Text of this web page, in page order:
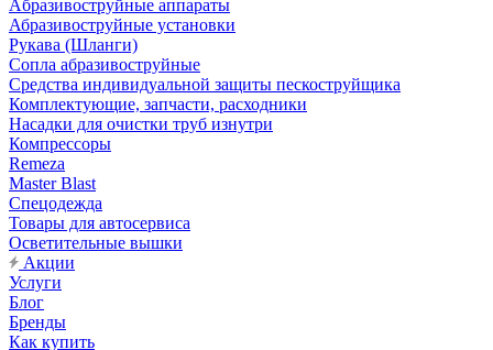
Aбразивоструйные аппараты
Абразивоструйные установки
Рукава (Шланги)
Сопла абразивоструйные
Средства индивидуальной защиты пескоструйщика
Комплектующие, запчасти, расходники
Насадки для очистки труб изнутри
Компрессоры
Remeza
Master Blast
Спецодежда
Товары для автосервиса
Осветительные вышки
Акции
Услуги
Блог
Бренды
Как купить